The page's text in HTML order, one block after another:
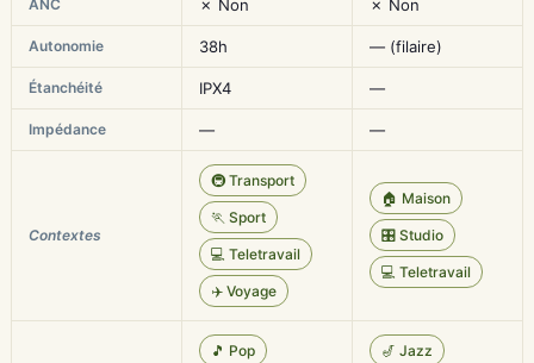
ANC ✗ Non ✗ Non
Autonomie 38h — (filaire)
Étanchéité IPX4 —
Impédance — —
Contextes
🚇 Transport
🏃 Sport
💻 Teletravail
✈️ Voyage
🏠 Maison
🎛️ Studio
💻 Teletravail
🎵 Pop 🎷 Jazz